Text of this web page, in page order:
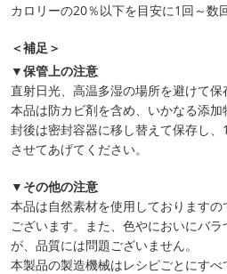
カロリーの20％以下を目安に1回～数
＜補足＞
▼保管上の注意
直射日光、高温多湿の場所を避けて保
本品は防カビ剤を含め、いかなる添
封後は密封容器に移し替えて保存し
させてあげてください。
▼その他の注意
本品は自然素材を使用しております
ございます。また、色やにおいにバ
が、品質には問題ございません。
本製品の製造機械はレシピごとにすべ